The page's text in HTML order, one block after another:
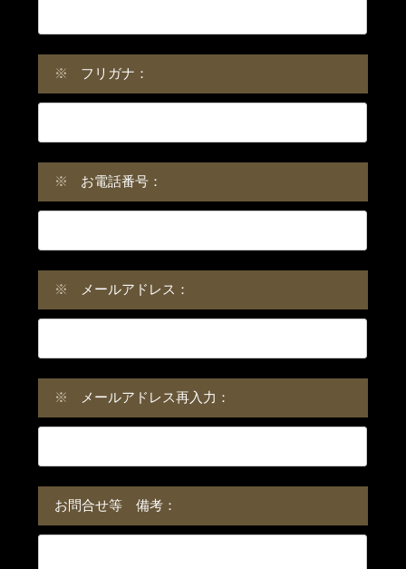
※ フリガナ：
※ お電話番号：
※ メールアドレス：
※ メールアドレス再入力：
お問合せ等 備考：